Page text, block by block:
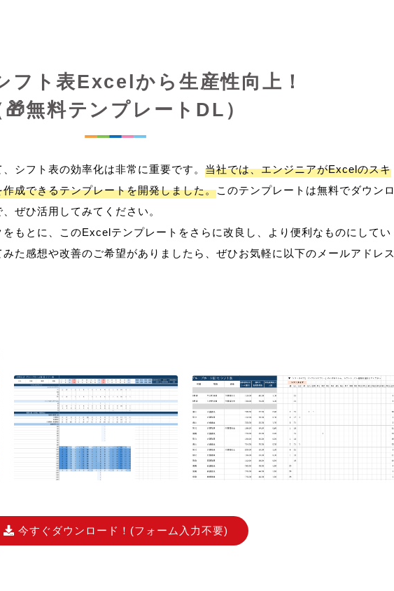
フト表Excelから生産性向上！
🎁無料テンプレートDL）
シフト表の効率化は非常に重要です。 当社では、エンジニアがExcelのスキ
成できるテンプレートを開発しました。このテンプレートは無料でダウンロ
ぜひ活用してみてください。
もとに、このExcelテンプレートをさらに改良し、より便利なものにしてい
た感想や改善のご希望がありましたら、ぜひお気軽に以下のメールアドレス
今すぐダウンロード！ (フォーム入力不要)